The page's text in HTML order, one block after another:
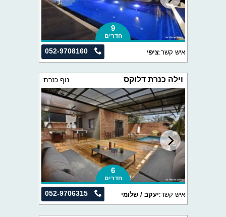
9
חדרים
052-9708160 איש קשר:ציפי
וילה כנרת דלוקס נוף כנרת
6
חדרים
052-9706315 איש קשר:יעקב / שלומי